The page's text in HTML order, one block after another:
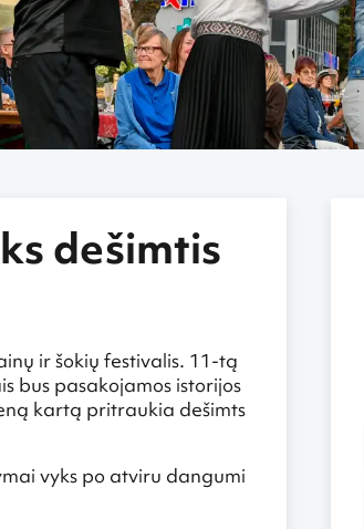
dešimtis
ir šokių festivalis. 11-tą
bus pasakojamos istorijos
kartą pritraukia dešimts
vyks po atviru dangumi